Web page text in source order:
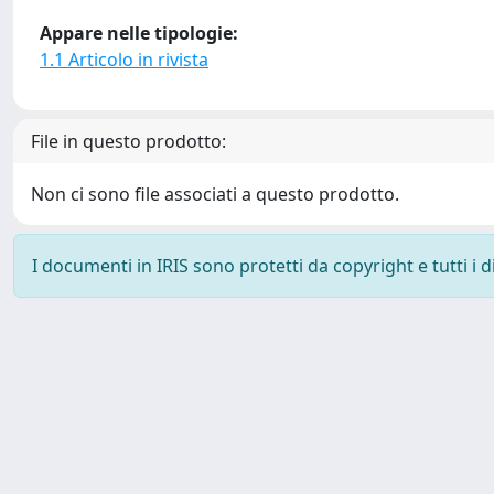
Appare nelle tipologie:
1.1 Articolo in rivista
File in questo prodotto:
Non ci sono file associati a questo prodotto.
I documenti in IRIS sono protetti da copyright e tutti i